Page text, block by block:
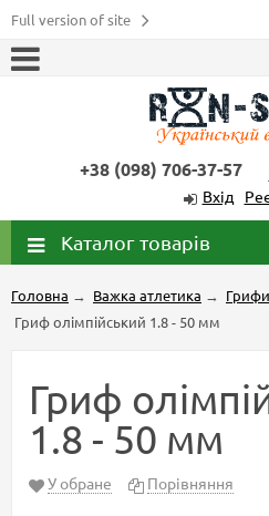
Full version of site
+38 (098) 706-37-57
Вхід
Каталог товарів
Головна → Важка атлетика → Грифи
Гриф олімпійський 1.8 - 50 мм
Гриф
1.8 - 50 мм
У обране Порівняння